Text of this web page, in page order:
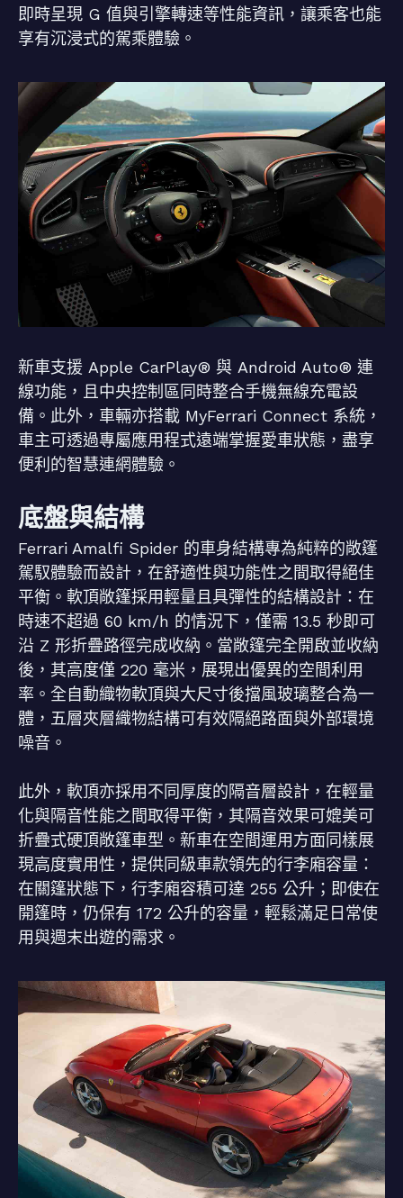
即時呈現 G 值與引擎轉速等性能資訊，讓乘客也能
享有沉浸式的駕乘體驗。
新車支援 Apple CarPlay® 與 Android Auto® 連
線功能，且中央控制區同時整合手機無線充電設
備。此外，車輛亦搭載 MyFerrari Connect 系統，
車主可透過專屬應用程式遠端掌握愛車狀態，盡享
便利的智慧連網體驗。
底盤與結構
Ferrari Amalfi Spider 的車身結構專為純粹的敞篷
駕馭體驗而設計，在舒適性與功能性之間取得絕佳
平衡。軟頂敞篷採用輕量且具彈性的結構設計：在
時速不超過 60 km/h 的情況下，僅需 13.5 秒即可
沿 Z 形折疊路徑完成收納。當敞篷完全開啟並收納
後，其高度僅 220 毫米，展現出優異的空間利用
率。全自動織物軟頂與大尺寸後擋風玻璃整合為一
體，五層夾層織物結構可有效隔絕路面與外部環境
噪音。
此外，軟頂亦採用不同厚度的隔音層設計，在輕量
化與隔音性能之間取得平衡，其隔音效果可媲美可
折疊式硬頂敞篷車型。新車在空間運用方面同樣展
現高度實用性，提供同級車款領先的行李廂容量：
在關篷狀態下，行李廂容積可達 255 公升；即使在
開篷時，仍保有 172 公升的容量，輕鬆滿足日常使
用與週末出遊的需求。